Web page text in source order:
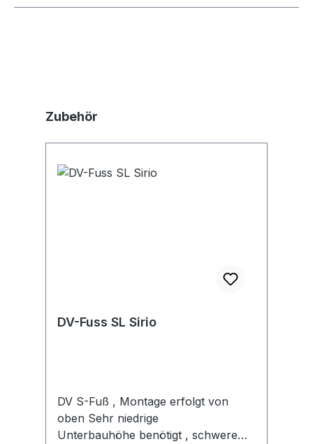
Produktgalerie überspringen
Zubehör
DV-Fuss SL Sirio
DV S-Fuß , Montage erfolgt von
oben Sehr niedrige
Unterbauhöhe benötigt , schwere